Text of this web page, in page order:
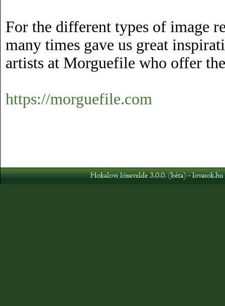
For the different types of image
many times gave us great
artists at Morguefile who offer
https://morguefile.com